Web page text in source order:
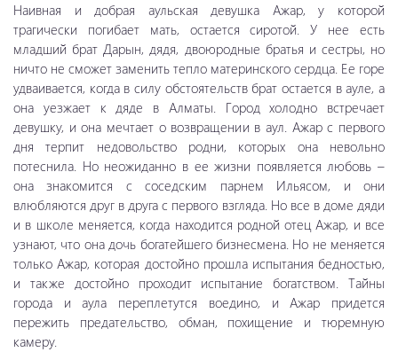
Наивная и добрая аульская девушка Ажар, у которой
трагически погибает мать, остается сиротой. У нее есть
младший брат Дарын, дядя, двоюродные братья и сестры, но
ничто не сможет заменить тепло материнского сердца. Ее горе
удваивается, когда в силу обстоятельств брат остается в ауле, а
она уезжает к дяде в Алматы. Город холодно встречает
девушку, и она мечтает о возвращении в аул. Ажар с первого
дня терпит недовольство родни, которых она невольно
потеснила. Но неожиданно в ее жизни появляется любовь –
она знакомится с соседским парнем Ильясом, и они
влюбляются друг в друга с первого взгляда. Но все в доме дяди
и в школе меняется, когда находится родной отец Ажар, и все
узнают, что она дочь богатейшего бизнесмена. Но не меняется
только Ажар, которая достойно прошла испытания бедностью,
и также достойно проходит испытание богатством. Тайны
города и аула переплетутся воедино, и Ажар придется
пережить предательство, обман, похищение и тюремную
камеру.